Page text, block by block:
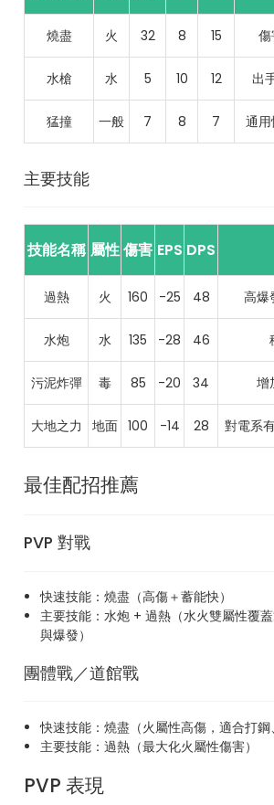
燒盡 火 32 8 15
水槍 水 5 10 12 出
猛撞 一般 7 8 7 通
主要技能
技能名稱 屬性傷害 EPS DPS
過熱 火 160 -25 48 高爆
水炮 水 135 -28 46
污泥炸彈 毒 85 -20 34 增
大地之力 地面 100 -14 28 對電系
最佳配招推薦
PVP 對戰
快速技能：燒盡（高傷＋蓄能快）
主要技能：水炮 + 過熱（水火雙屬性覆
與爆發）
團體戰／道館戰
快速技能：燒盡（火屬性高傷，適合打鋼
主要技能：過熱（最大化火屬性傷害）
PVP 表現